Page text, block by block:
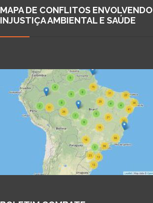
MAPA DE CONFLITOS ENVOLVENDO
INJUSTIÇA AMBIENTAL E SAÚDE